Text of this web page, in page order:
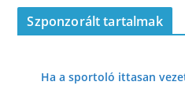
Szponzorált tartalmak
Ha a sportoló ittasan